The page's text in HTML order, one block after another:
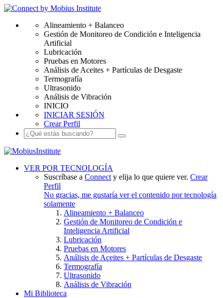
Alineamiento + Balanceo
Gestión de Monitoreo de Condición e Inteligencia
Artificial
Lubricación
Pruebas en Motores
Análisis de Aceites + Partículas de Desgaste
Termografía
Ultrasonido
Análisis de Vibración
INICIO
INICIAR SESIÓN
Crear Perfil
VER POR TECNOLOGÍA
Suscríbase a Connect y elija lo que quiere ver. Crear
Perfil
No gracias, me gustaría ver el contenido por tecnología
solamente
Alineamiento + Balanceo
Gestión de Monitoreo de Condición e
Inteligencia Artificial
Lubricación
Pruebas en Motores
Análisis de Aceites + Partículas de Desgaste
Termografía
Ultrasonido
Análisis de Vibración
Mi Biblioteca